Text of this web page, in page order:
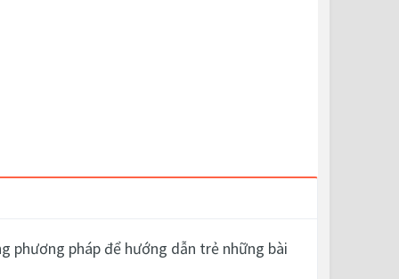
phương pháp để hướng dẫn trẻ những bài